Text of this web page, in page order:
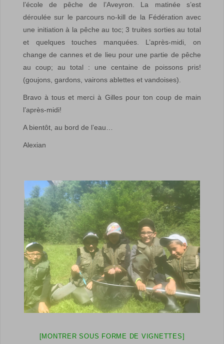
l’école de pêche de l’Aveyron. La matinée s’est
déroulée sur le parcours no-kill de la Fédération avec
une initiation à la pêche au toc; 3 truites sorties au total
et quelques touches manquées. L’après-midi, on
change de cannes et de lieu pour une partie de pêche
au coup; au total : une centaine de poissons pris!
(goujons, gardons, vairons ablettes et vandoises).
Bravo à tous et merci à Gilles pour ton coup de main
l’après-midi!
A bientôt, au bord de l’eau…
Alexian
[MONTRER SOUS FORME DE VIGNETTES]